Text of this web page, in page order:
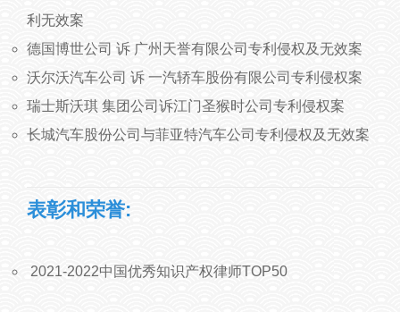
利无效案
德国博世公司 诉 广州天誉有限公司专利侵权及无效案
沃尔沃汽车公司 诉 一汽轿车股份有限公司专利侵权案
瑞士斯沃琪 集团公司诉江门圣猴时公司专利侵权案
长城汽车股份公司与菲亚特汽车公司专利侵权及无效案
表彰和荣誉:
2021-2022中国优秀知识产权律师TOP50